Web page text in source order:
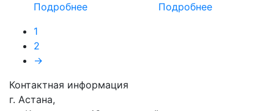
Подробнее
Подробнее
1
2
→
Контактная информация
г. Астана,